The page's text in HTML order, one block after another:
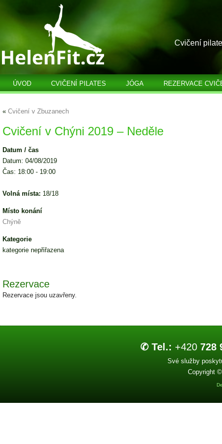
Cvičení
ÚVOD CVIČENÍ PILATES JÓGA REZERVACE
« Cvičení v Zbuzanech
Cvičení v Chýni 2019 – Neděle
Datum / čas
Datum: 04/08/2019
Čas: 18:00 - 19:00
Volná místa: 18/18
Místo konání
Chýně
Kategorie
kategorie nepřiřazena
Rezervace
Rezervace jsou uzavřeny.
✆ Tel.: +420 728
Své služby
Copyright